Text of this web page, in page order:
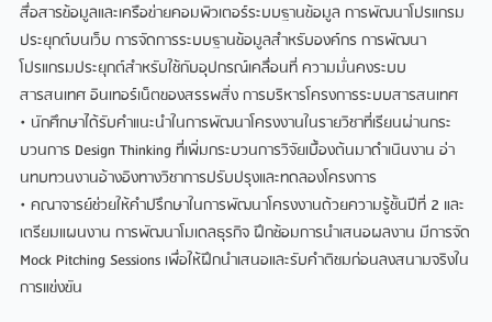
สื่อสารขอมูลและเครือขายคอมพิวเตอรระบบฐานขอมูล การพัฒนาโปรแกรม
ประยุกตบนเว็บ การจัดการระบบฐานขอมูลสําหรับองคกร การพัฒนา
โปรแกรมประยุกตสําหรับใชกับอุปกรณเคลื่อนที่ ความมั่นคงระบบ
สารสนเทศ อินเทอรเน็ตของสรรพสิ่ง การบริหารโครงการระบบสารสนเทศ
• นักศึกษาไดรับคําแนะนําในการพัฒนาโครงงานในรายวิชาที่เรียนผานกระ
บวนการ Design Thinking ที่เพิ่มกระบวนการวิจัยเบื้องตนมาดําเนินงาน อา
นทบทวนงานอางอิงทางวิชาการปรับปรุงและทดลองโครงการ
• คณาจารยชวยใหคําปรึกษาในการพัฒนาโครงงานดวยความรูชั้นปที่ 2 และ
เตรียมแผนงาน การพัฒนาโมเดลธุรกิจ ฝกซอมการนําเสนอผลงาน มีการจัด
Mock Pitching Sessions เพื่อใหฝกนําเสนอและรับคําติชมกอนลงสนามจริงใน
การแขงขัน